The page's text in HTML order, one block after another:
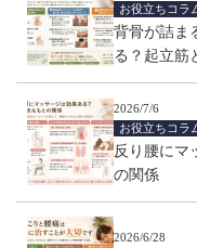
お役立ちコラ
背骨が詰ま
る？起立筋
2026/7/6
お役立ちコラ
反り腰にマ
の関係
2026/6/28